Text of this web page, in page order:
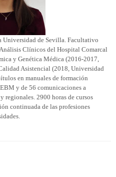
Universidad de Sevilla. Facultativo
Clínicos del Hospital Comarcal
y Genética Médica (2016-2017,
Asistencial (2018, Universidad
en manuales de formación
y de 56 comunicaciones a
regionales. 2900 horas de cursos
continuada de las profesiones